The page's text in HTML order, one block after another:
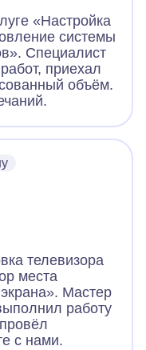
«Настройка
системы
Специалист
приехал
объём.
телевизора
места
Мастер
работу
с нами.